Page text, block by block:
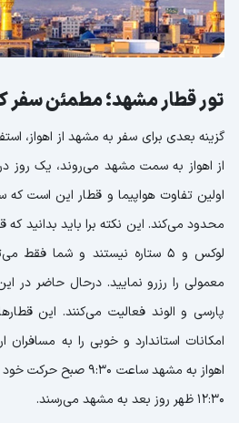
تور قطار مشهد؛ مطمئن سفر
گزینه بعدی برای سفر به مشهد از اهواز،
از اهواز به سمت مشهد می‌روند، یک روز
اولین تفاوت هواپیما و قطار این است که
محدود می‌کند. این نکته برا باید بدانید
معمولی را رزرو نمایید. درحال حاضر در
پارسی و الوند فعالیت می‌کنند. این
امکانات استاندارد و خوبی را به مسافران
اهواز به مشهد ساعت
12:30 ظهر روز بعد به مشهد می‌رسند.